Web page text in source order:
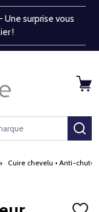
surprise vous
!
Cuire chevelu • Anti-chute